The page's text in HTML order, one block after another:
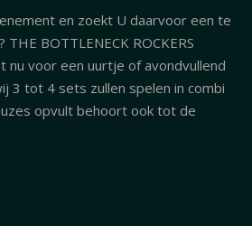
en zoekt U daarvoor een te
THE BOTTLENECK ROCKERS
nu voor een uurtje of avondvullend
3 tot 4 sets zullen spelen in combi
opvult behoort ook tot de